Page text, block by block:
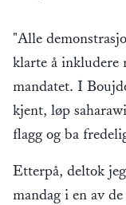
"Alle
klarte å
mandatet. I
kjent, løp
flagg og ba
Etterpå, deltok
mandag i en av de